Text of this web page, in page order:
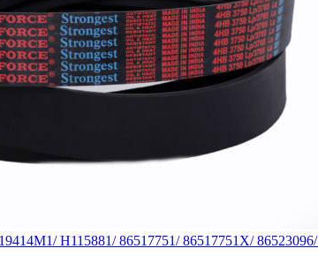
H115881/ 86517751/ 86517751X/